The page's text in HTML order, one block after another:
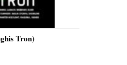
#80 (Quicksand)